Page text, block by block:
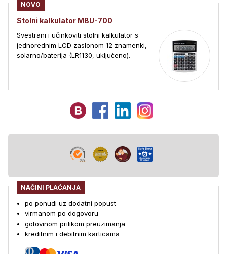
NOVO
Stolni kalkulator MBU-700
Svestrani i učinkoviti stolni kalkulator s
jednorednim LCD zaslonom 12 znamenki,
solarno/baterija (LR1130, uključeno).
NAČINI PLAĆANJA
po ponudi uz dodatni popust
virmanom po dogovoru
gotovinom prilikom preuzimanja
kreditnim i debitnim karticama